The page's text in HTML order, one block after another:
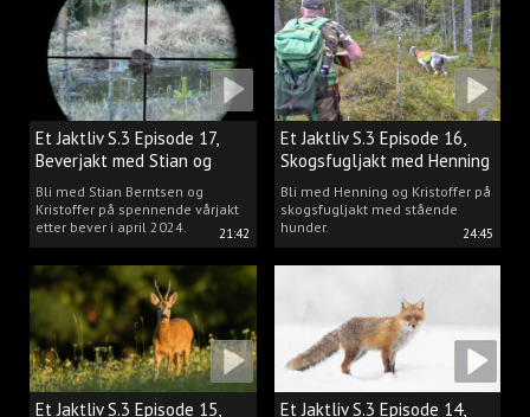
21:42
Et Jaktliv S.3 Episode 17,
Beverjakt med Stian og
Kristoffer
Bli med Stian Berntsen og
Kristoffer på spennende vårjakt
etter bever i april 2024.
24:45
Et Jaktliv S.3 Episode 16,
Skogsfugljakt med Henning
Mathisen
Bli med Henning og Kristoffer på
skogsfugljakt med stående
hunder.
Et Jaktliv S.3 Episode 15,
Et Jaktliv S.3 Episode 14,